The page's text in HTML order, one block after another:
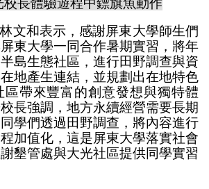
長體驗遊程中鏢旗魚動作
和表示，感謝屏東大學師生們
東大學一同合作暑期實習，將年
島生態社區，進行田野調查與資
地產生連結，並規劃出在地特色
區帶來豐富的創意發想與獨特體
長強調，地方永續經營需要長期
學們透過田野調查，將內容進行
加值化，這是屏東大學落實社會
墾管處與大光社區提供同學實習